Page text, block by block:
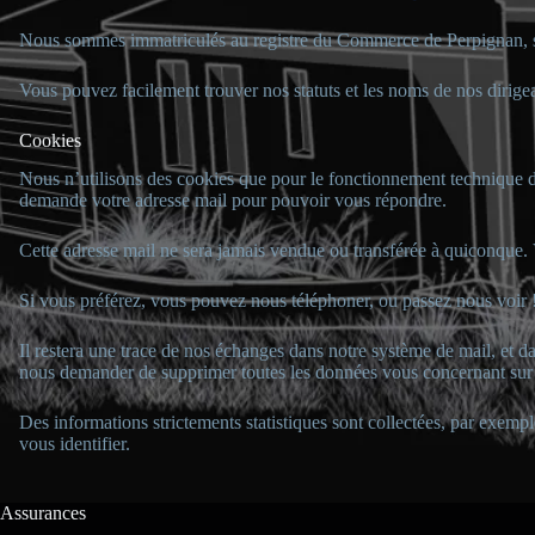
Nous sommes immatriculés au registre du Commerce de
Vous pouvez facilement trouver nos statuts et les noms de nos
Cookies
Nous n’utilisons des cookies que pour le fonctionnement
demande votre adresse mail pour pouvoir vous répondre.
Cette adresse mail ne sera jamais vendue ou transférée à
Si vous préférez, vous pouvez nous téléphoner, ou passez nous voir
Il restera une trace de nos échanges dans notre système de mail,
nous demander de supprimer toutes les données vous concernant
Des informations strictements statistiques sont collectées, par
vous identifier.
Assurances